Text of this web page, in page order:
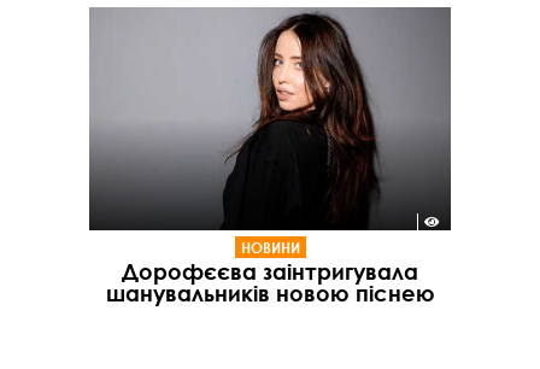
НОВИНИ
Дорофєєва заінтригувала
шанувальників новою піснею